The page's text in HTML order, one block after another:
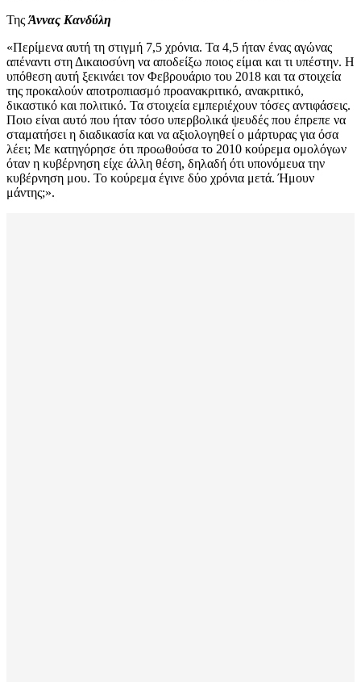
Της Άννας Κανδύλη
«Περίμενα αυτή τη στιγμή 7,5 χρόνια. Τα 4,5 ήταν ένας αγώνας
απέναντι στη Δικαιοσύνη να αποδείξω ποιος είμαι και τι υπέστην. Η
υπόθεση αυτή ξεκινάει τον Φεβρουάριο του 2018 και τα στοιχεία
της προκαλούν αποτροπιασμό προανακριτικό, ανακριτικό,
δικαστικό και πολιτικό. Τα στοιχεία εμπεριέχουν τόσες αντιφάσεις.
Ποιο είναι αυτό που ήταν τόσο υπερβολικά ψευδές που έπρεπε να
σταματήσει η διαδικασία και να αξιολογηθεί ο μάρτυρας για όσα
λέει; Με κατηγόρησε ότι προωθούσα το 2010 κούρεμα ομολόγων
όταν η κυβέρνηση είχε άλλη θέση, δηλαδή ότι υπονόμευα την
κυβέρνηση μου. Το κούρεμα έγινε δύο χρόνια μετά. Ήμουν
μάντης;».